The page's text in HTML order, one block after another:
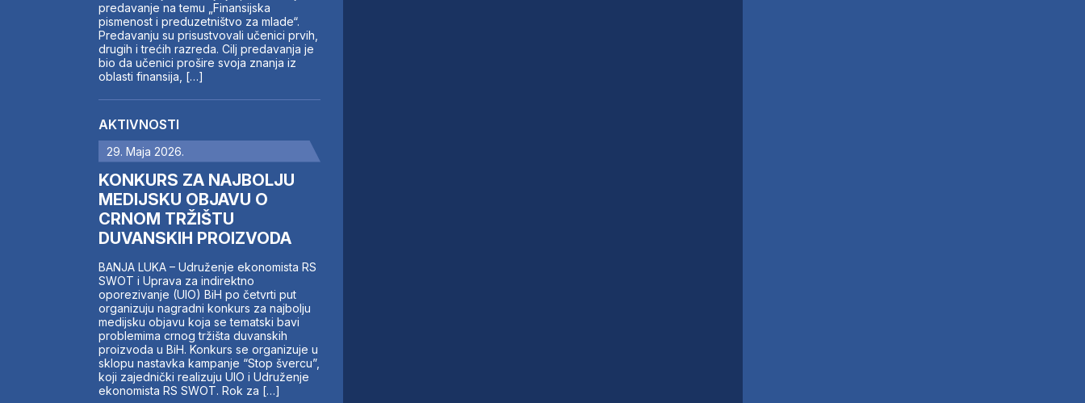
predavanje na temu „Finansijska
pismenost i preduzetništvo za mlade“.
Predavanju su prisustvovali učenici prvih,
drugih i trećih razreda. Cilj predavanja je
bio da učenici prošire svoja znanja iz
oblasti finansija, […]
AKTIVNOSTI
29. Maja 2026.
KONKURS ZA NAJBOLJU
MEDIJSKU OBJAVU O
CRNOM TRŽIŠTU
DUVANSKIH PROIZVODA
BANJA LUKA – Udruženje ekonomista RS
SWOT i Uprava za indirektno
oporezivanje (UIO) BiH po četvrti put
organizuju nagradni konkurs za najbolju
medijsku objavu koja se tematski bavi
problemima crnog tržišta duvanskih
proizvoda u BiH. Konkurs se organizuje u
sklopu nastavka kampanje “Stop švercu”,
koji zajednički realizuju UIO i Udruženje
ekonomista RS SWOT. Rok za […]